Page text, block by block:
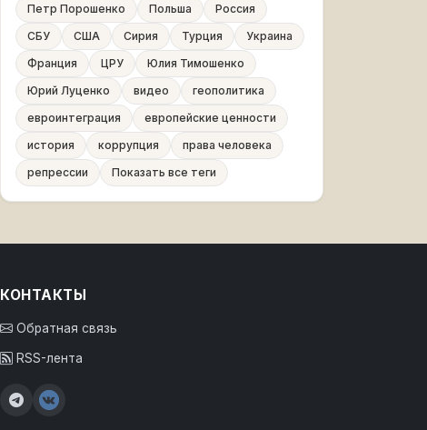
Петр Порошенко
Польша
Россия
СБУ
США Сирия Турция
Украина
Франция
ЦРУ
Юлия Тимошенко
Юрий Луценко
видео
геополитика
евроинтеграция
европейские ценности
история
коррупция
права человека
репрессии
Показать все теги
КОНТАКТЫ
Обратная связь
RSS-лента